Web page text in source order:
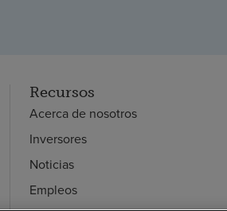
Recursos
Acerca de nosotros
Inversores
Noticias
Empleos